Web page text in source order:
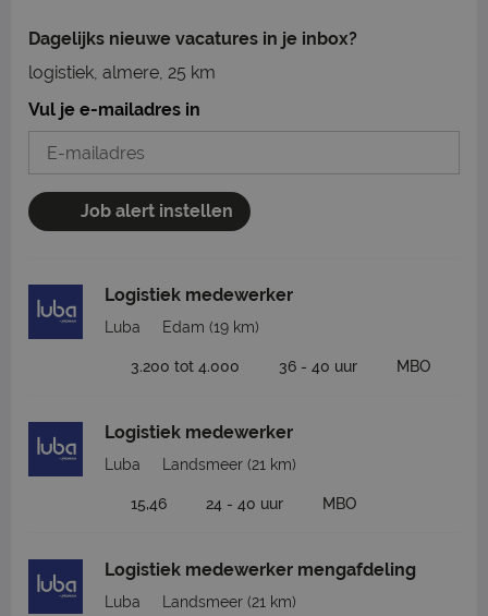
Dagelijks nieuwe vacatures in je inbox?
logistiek, almere, 25 km
Vul je e-mailadres in
Job alert instellen
Logistiek medewerker
Luba Edam (19 km)
3.200 tot 4.000 36 - 40 uur MBO
Logistiek medewerker
Luba Landsmeer (21 km)
15,46 24 - 40 uur MBO
Logistiek medewerker mengafdeling
Luba Landsmeer (21 km)